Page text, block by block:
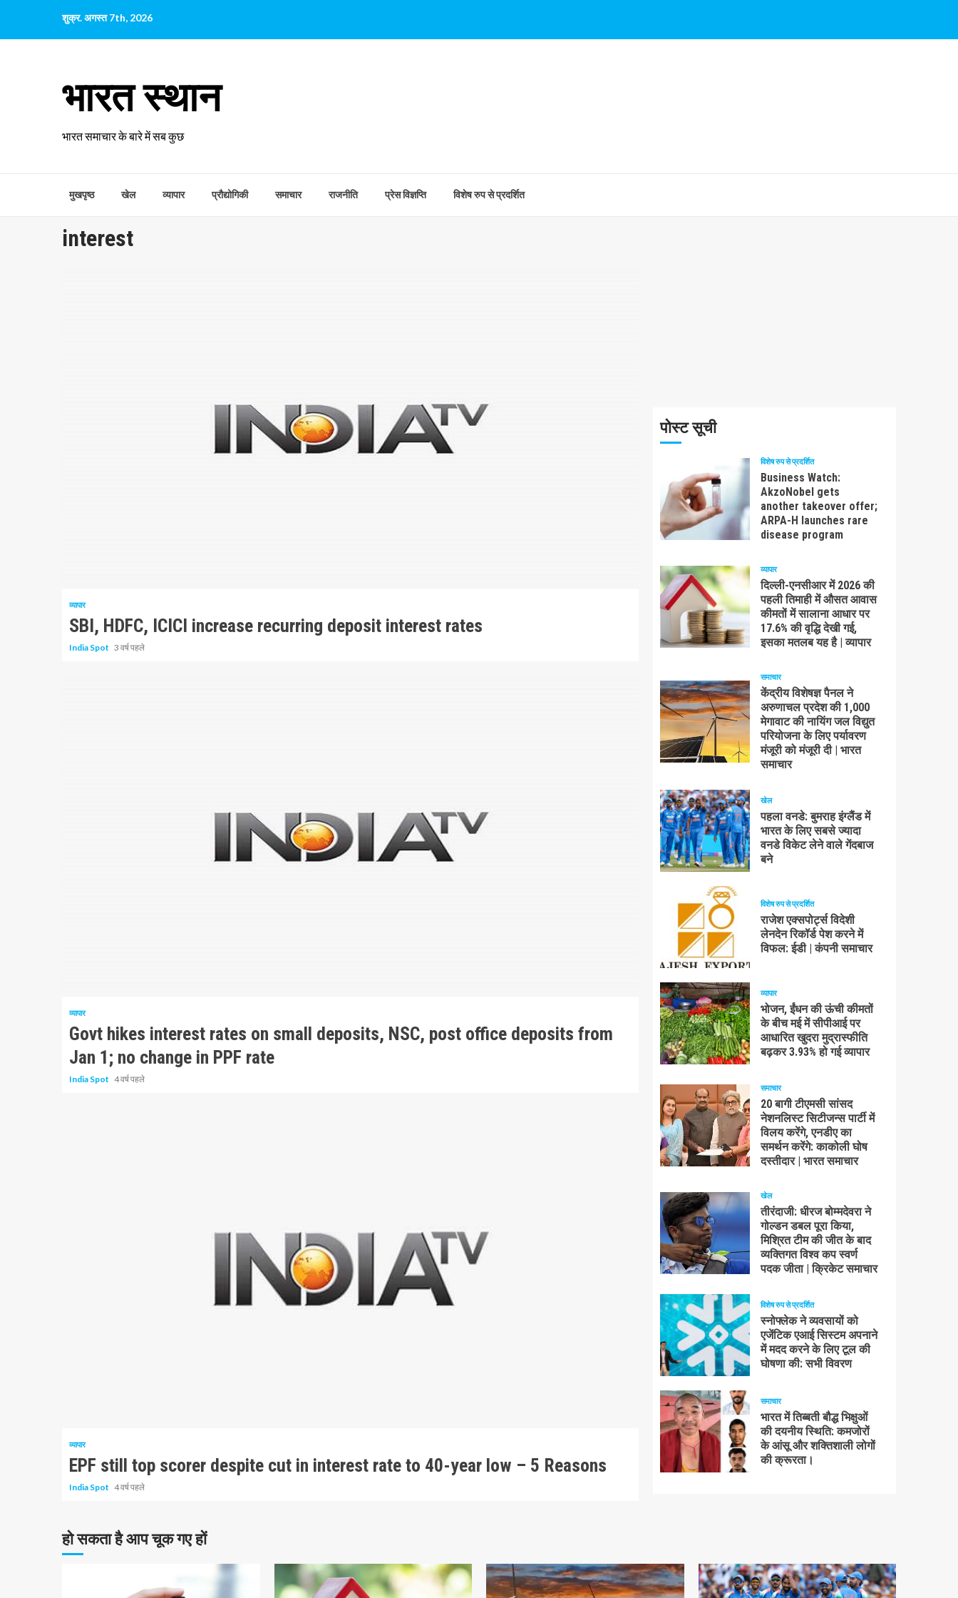
पर
शुक्र. अगस्त 7th, 2026
भारत स्थान
भारत समाचार के बारे में सब कुछ
मुखपृष्ठ खेल व्यापार प्रौद्योगिकी समाचार राजनीति प्रेस विज्ञप्ति विशेष रुप से प्रदर्शित
interest
व्यापार
SBI, HDFC, ICICI increase recurring deposit interest rates
India Spot 3 वर्ष पहले
व्यापार
Govt hikes interest rates on small deposits, NSC, post office deposits from
Jan 1; no change in PPF rate
India Spot 4 वर्ष पहले
व्यापार
EPF still top scorer despite cut in interest rate to 40-year low – 5 Reasons
India Spot 4 वर्ष पहले
पोस्ट सूची
विशेष रुप से प्रदर्शित
Business Watch:
AkzoNobel gets
another takeover offer;
ARPA-H launches rare
disease program
व्यापार
दिल्ली-एनसीआर में 2026 की
पहली तिमाही में औसत आवास
कीमतों में सालाना आधार पर
17.6% की वृद्धि देखी गई,
इसका मतलब यह है | व्यापार
समाचार
केंद्रीय विशेषज्ञ पैनल ने
अरुणाचल प्रदेश की 1,000
मेगावाट की नायिंग जल विद्युत
परियोजना के लिए पर्यावरण
मंजूरी को मंजूरी दी | भारत
समाचार
खेल
पहला वनडे: बुमराह इंग्लैंड में
भारत के लिए सबसे ज्यादा
वनडे विकेट लेने वाले गेंदबाज
बने
विशेष रुप से प्रदर्शित
राजेश एक्सपोर्ट्स विदेशी
लेनदेन रिकॉर्ड पेश करने में
विफल: ईडी | कंपनी समाचार
व्यापार
भोजन, ईंधन की ऊंची कीमतों
के बीच मई में सीपीआई पर
आधारित खुदरा मुद्रास्फीति
बढ़कर 3.93% हो गई व्यापार
समाचार
20 बागी टीएमसी सांसद
नेशनलिस्ट सिटीजन्स पार्टी में
विलय करेंगे, एनडीए का
समर्थन करेंगे: काकोली घोष
दस्तीदार | भारत समाचार
खेल
तीरंदाजी: धीरज बोम्मदेवरा ने
गोल्डन डबल पूरा किया,
मिश्रित टीम की जीत के बाद
व्यक्तिगत विश्व कप स्वर्ण
पदक जीता | क्रिकेट समाचार
विशेष रुप से प्रदर्शित
स्नोफ्लेक ने व्यवसायों को
एजेंटिक एआई सिस्टम अपनाने
में मदद करने के लिए टूल की
घोषणा की: सभी विवरण
समाचार
भारत में तिब्बती बौद्ध भिक्षुओं
की दयनीय स्थिति: कमजोरों
के आंसू और शक्तिशाली लोगों
की क्रूरता।
हो सकता है आप चूक गए हों